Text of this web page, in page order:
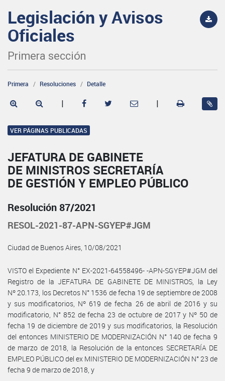
Legislación y Avisos
Oficiales
Primera sección
Primera Resoluciones Detalle
| |
VER PÁGINAS PUBLICADAS
JEFATURA DE GABINETE
DE MINISTROS SECRETARÍA
DE GESTIÓN Y EMPLEO PÚBLICO
Resolución 87/2021
RESOL-2021-87-APN-SGYEP#JGM
Ciudad de Buenos Aires, 10/08/2021
VISTO el Expediente N° EX-2021-64558496- -APN-SGYEP#JGM del
Registro de la JEFATURA DE GABINETE DE MINISTROS, la Ley
Nº 20.173, los Decretos N° 1536 de fecha 19 de septiembre de 2008
y sus modificatorios, Nº 619 de fecha 26 de abril de 2016 y su
modificatorio, N° 852 de fecha 23 de octubre de 2017 y Nº 50 de
fecha 19 de diciembre de 2019 y sus modificatorios, la Resolución
del entonces MINISTERIO DE MODERNIZACIÓN N° 140 de fecha 9
de marzo de 2018, la Resolución de la entonces SECRETARÍA DE
EMPLEO PÚBLICO del ex MINISTERIO DE MODERNIZACIÓN N° 23 de
fecha 9 de marzo de 2018, y